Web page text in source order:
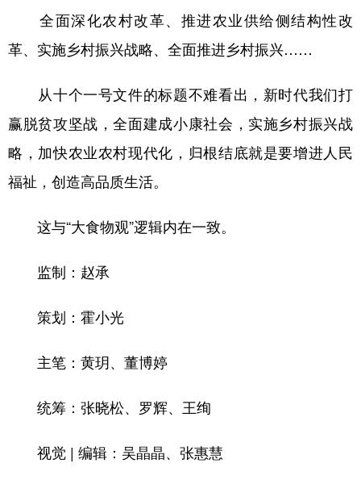
全面深化农村改革、推进农业供给侧结构性改
革、实施乡村振兴战略、全面推进乡村振兴……
从十个一号文件的标题不难看出，新时代我们打
赢脱贫攻坚战，全面建成小康社会，实施乡村振兴战
略，加快农业农村现代化，归根结底就是要增进人民
福祉，创造高品质生活。
这与“大食物观”逻辑内在一致。
监制：赵承
策划：霍小光
主笔：黄玥、董博婷
统筹：张晓松、罗辉、王绚
视觉 | 编辑：吴晶晶、张惠慧